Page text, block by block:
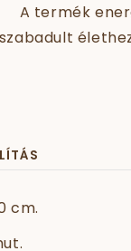
A termék
cm.